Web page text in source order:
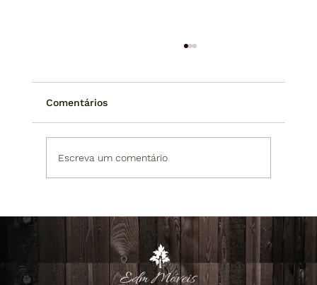
Maciça em São Paulo e Rio de Janeiro:
Guia Completo para Escolher com
Segurança e Alto Padrão
Comentários
Escreva um comentário